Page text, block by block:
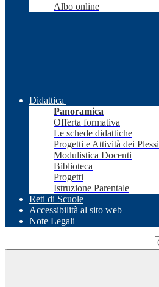
Albo online
Didattica
Panoramica
Offerta formativa
Le schede didattiche
Progetti e Attività dei Plessi
Modulistica Docenti
Biblioteca
Progetti
Istruzione Parentale
Reti di Scuole
Accessibilità al sito web
Note Legali